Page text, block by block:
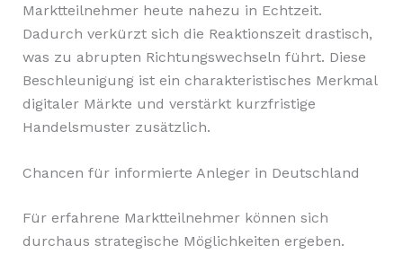
Marktteilnehmer heute nahezu in Echtzeit.
Dadurch verkürzt sich die Reaktionszeit drastisch,
was zu abrupten Richtungswechseln führt. Diese
Beschleunigung ist ein charakteristisches Merkmal
digitaler Märkte und verstärkt kurzfristige
Handelsmuster zusätzlich.
Chancen für informierte Anleger in Deutschland
Für erfahrene Marktteilnehmer können sich
durchaus strategische Möglichkeiten ergeben.